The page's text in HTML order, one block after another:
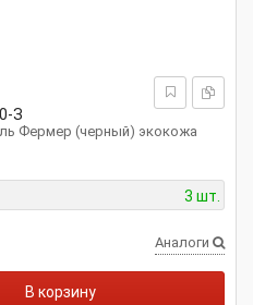
З
Фермер (черный) экокожа
3 шт.
Аналоги
В корзину